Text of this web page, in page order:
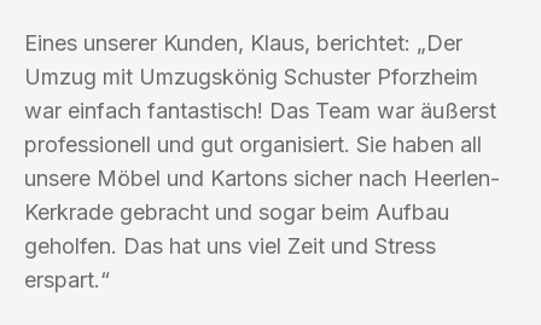
Eines unserer Kunden, Klaus, berichtet: „Der
Umzug mit Umzugskönig Schuster Pforzheim
war einfach fantastisch! Das Team war äußerst
professionell und gut organisiert. Sie haben all
unsere Möbel und Kartons sicher nach Heerlen-
Kerkrade gebracht und sogar beim Aufbau
geholfen. Das hat uns viel Zeit und Stress
erspart.“